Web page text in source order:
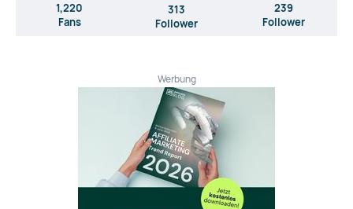
1,220
Fans
313
Follower
239
Follower
Werbung